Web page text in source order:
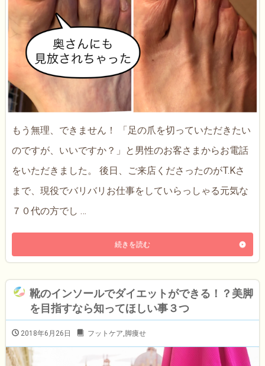
もう無理、できません！ 「足の爪を切っていただきたい
のですが、いいですか？」と男性のお客さまからお電話
をいただきました。 後日、ご来店くださったのがT.Kさ
まで、現役でバリバリお仕事をしていらっしゃる元気な
７０代の方でし …
続きを読む
靴のインソールでダイエットができる！？美脚
を目指すなら知ってほしい事３つ
2018年6月26日 フットケア, 脚痩せ